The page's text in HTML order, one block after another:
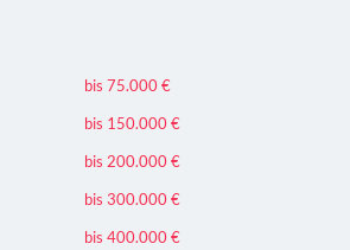
bis 75.000 €
bis 150.000 €
bis 200.000 €
bis 300.000 €
bis 400.000 €